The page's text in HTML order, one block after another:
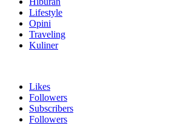
Lifestyle
Opini
Traveling
Kuliner
Likes
Followers
Subscribers
Followers